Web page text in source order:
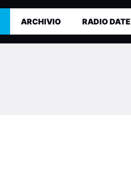
ARCHIVIO RADIO DATE